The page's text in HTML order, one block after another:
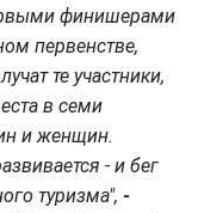
финишерами
первенстве,
те участники,
в семи
и женщин.
- и бег
туризма", -